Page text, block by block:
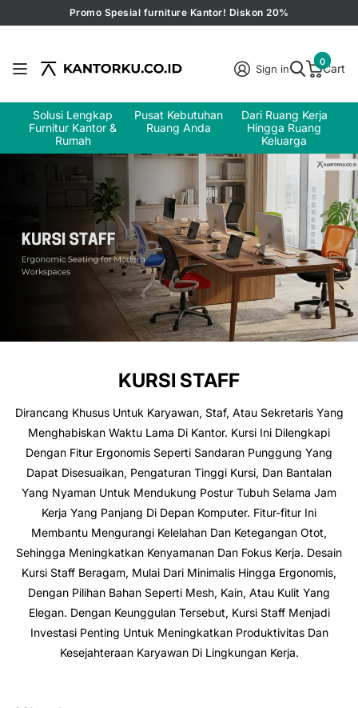
Promo Spesial furniture Kantor! Diskon 20%
Sign in Cart
0
Solusi Lengkap
Furnitur Kantor &
Rumah
Pusat Kebutuhan
Ruang Anda
Dari Ruang Kerja
Hingga Ruang
Keluarga
KURSI STAFF
Dirancang Khusus Untuk Karyawan, Staf, Atau Sekretaris Yang
Menghabiskan Waktu Lama Di Kantor. Kursi Ini Dilengkapi
Dengan Fitur Ergonomis Seperti Sandaran Punggung Yang
Dapat Disesuaikan, Pengaturan Tinggi Kursi, Dan Bantalan
Yang Nyaman Untuk Mendukung Postur Tubuh Selama Jam
Kerja Yang Panjang Di Depan Komputer. Fitur-fitur Ini
Membantu Mengurangi Kelelahan Dan Ketegangan Otot,
Sehingga Meningkatkan Kenyamanan Dan Fokus Kerja. Desain
Kursi Staff Beragam, Mulai Dari Minimalis Hingga Ergonomis,
Dengan Pilihan Bahan Seperti Mesh, Kain, Atau Kulit Yang
Elegan. Dengan Keunggulan Tersebut, Kursi Staff Menjadi
Investasi Penting Untuk Meningkatkan Produktivitas Dan
Kesejahteraan Karyawan Di Lingkungan Kerja.